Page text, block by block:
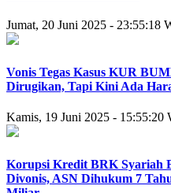
Jumat, 20 Juni 2025 - 23:55:18
Vonis Tegas Kasus KUR
Dirugikan, Tapi Kini Ada
Kamis, 19 Juni 2025 - 15:55:20
Korupsi Kredit BRK Syariah
Divonis, ASN Dihukum 7